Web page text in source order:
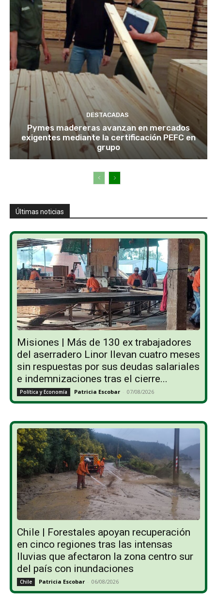
DESTACADAS
Pymes madereras avanzan en mercados
exigentes mediante la certificación PEFC en
grupo
Últimas noticias
Misiones | Más de 130 ex trabajadores
del aserradero Linor llevan cuatro meses
sin respuestas por sus deudas salariales
e indemnizaciones tras el cierre...
Política y Economía Patricia Escobar - 07/08/2026
Chile | Forestales apoyan recuperación
en cinco regiones tras las intensas
lluvias que afectaron la zona centro sur
del país con inundaciones
Chile Patricia Escobar - 06/08/2026